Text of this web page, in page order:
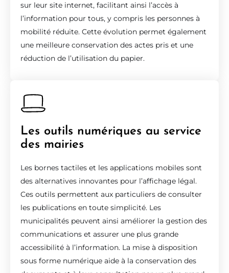
sur leur site internet, facilitant ainsi l’accès à
l’information pour tous, y compris les personnes à
mobilité réduite. Cette évolution permet également
une meilleure conservation des actes pris et une
réduction de l’utilisation du papier.
Les outils numériques au service
des mairies
Les bornes tactiles et les applications mobiles sont
des alternatives innovantes pour l’affichage légal.
Ces outils permettent aux particuliers de consulter
les publications en toute simplicité. Les
municipalités peuvent ainsi améliorer la gestion des
communications et assurer une plus grande
accessibilité à l’information. La mise à disposition
sous forme numérique aide à la conservation des